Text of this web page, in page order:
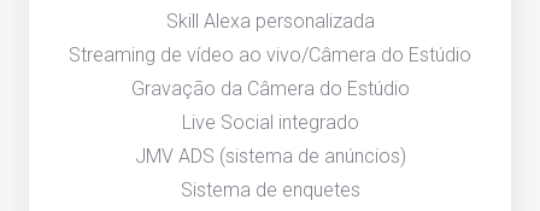
Skill Alexa personalizada
Streaming de vídeo ao vivo/Câmera do Estúdio
Gravação da Câmera do Estúdio
Live Social integrado
JMV ADS (sistema de anúncios)
Sistema de enquetes